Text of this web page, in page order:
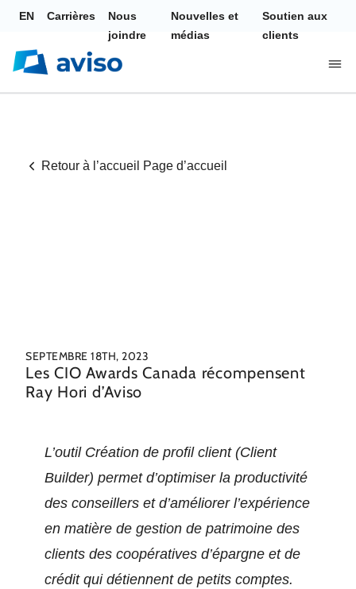
EN Carrières
Nous
joindre
Nouvelles et
médias
Soutien aux
clients
Retour à l’accueil Page d’accueil
SEPTEMBRE 18TH, 2023
Les CIO Awards Canada récompensent
Ray Hori d’Aviso
L’outil Création de profil client (Client
Builder) permet d’optimiser la productivité
des conseillers et d’améliorer l’expérience
en matière de gestion de patrimoine des
clients des coopératives d’épargne et de
crédit qui détiennent de petits comptes.